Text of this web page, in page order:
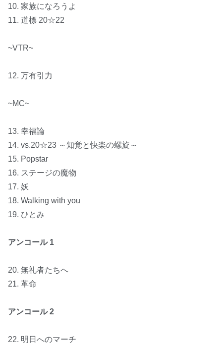
10. 家族になろうよ
11. 道標 20☆22
~VTR~
12. 万有引力
~MC~
13. 幸福論
14. vs.20☆23 ～知覚と快楽の螺旋～
15. Popstar
16. ステージの魔物
17. 妖
18. Walking with you
19. ひとみ
アンコール 1
20. 無礼者たちへ
21. 革命
アンコール 2
22. 明日へのマーチ